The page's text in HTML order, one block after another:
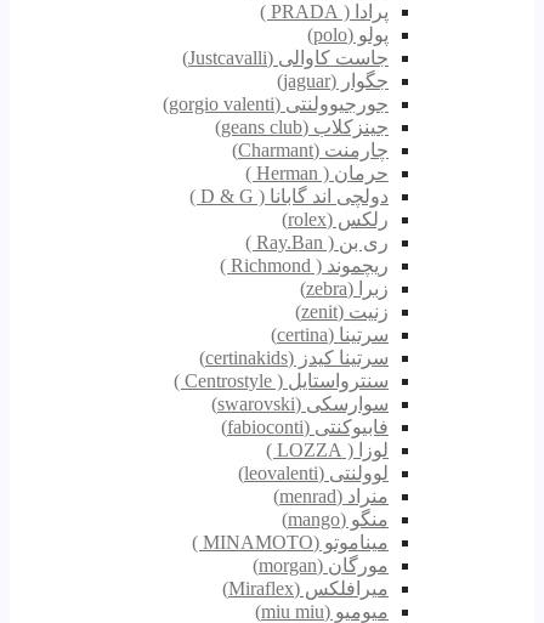
پرادا ( PRADA )
پولو (polo)
جاست کاوالی (Justcavalli)
جگوار (jaguar)
جورجیوولنتی (gorgio valenti)
جینزکلاب (geans club)
چارمنت (Charmant)
حرمان ( Herman )
دولچی اند گابانا ( D & G )
رلکس (rolex)
ری بن ( Ray.Ban )
ریچموند ( Richmond )
زبرا (zebra)
زنیت (zenit)
سرتینا (certina)
سرتینا کیدز (certinakids)
سنترواستایل ( Centrostyle )
سوارسکی (swarovski)
فابیوکنتی (fabioconti)
لوزا ( LOZZA )
لوولنتی (leovalenti)
منراد (menrad)
منگو (mango)
میناموتو (MINAMOTO )
مورگان (morgan)
میرافلکس (Miraflex)
میومیو (miu miu)